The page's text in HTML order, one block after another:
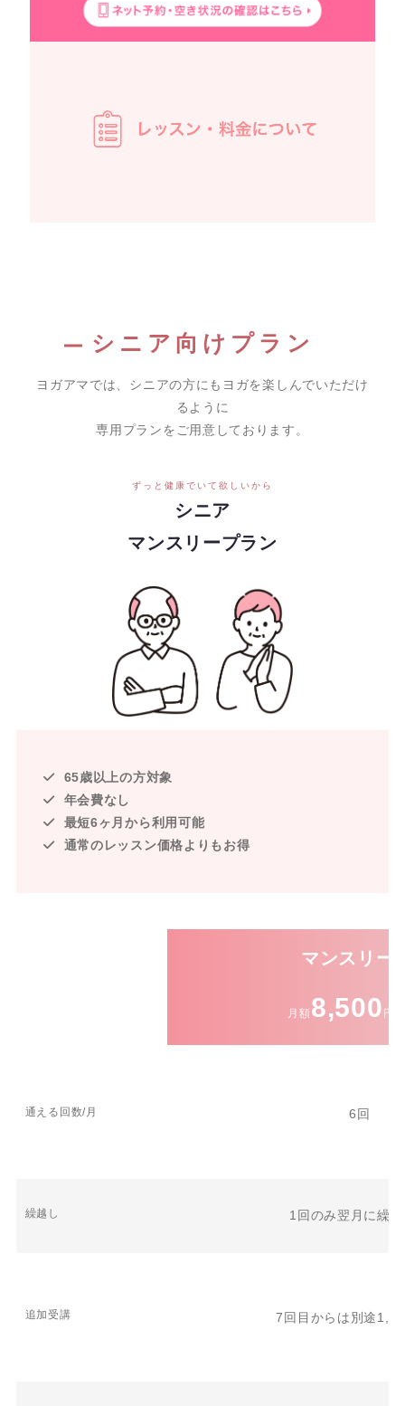
シニア向けプラン
ヨガアマでは、シニアの方にもヨガを楽しんでいただけ
るように
専用プランをご用意しております。
ずっと健康でいて欲しいから
シニア
マンスリープラン
65歳以上の方対象
年会費なし
最短6ヶ月から利用可能
通常のレッスン価格よりもお得
マンスリー6
月額8,500 円(
通える回数/月 6回
繰越し 1回のみ翌月に繰
追加受講 7回目からは別途